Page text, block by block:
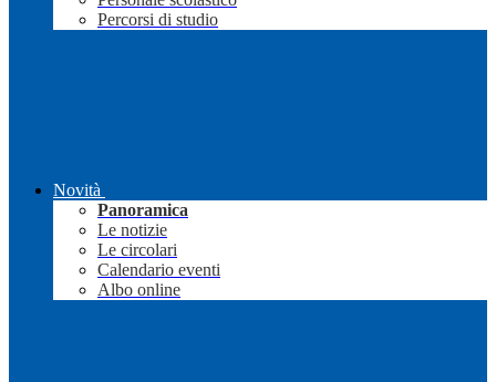
Percorsi di studio
Novità
Panoramica
Le notizie
Le circolari
Calendario eventi
Albo online